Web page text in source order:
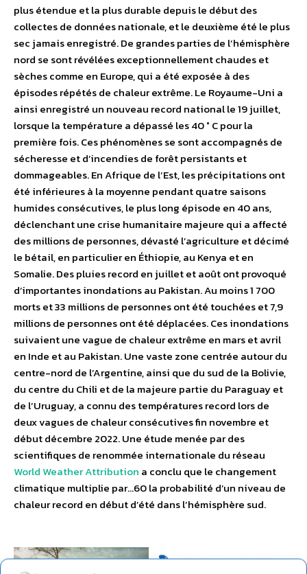
plus étendue et la plus durable depuis le début des
collectes de données nationale, et le deuxième été le plus
sec jamais enregistré. De grandes parties de l’hémisphère
nord se sont révélées exceptionnellement chaudes et
sèches comme en Europe, qui a été exposée à des
épisodes répétés de chaleur extrême. Le Royaume-Uni a
ainsi enregistré un nouveau record national le 19 juillet,
lorsque la température a dépassé les 40 ° C pour la
première fois. Ces phénomènes se sont accompagnés de
sécheresse et d’incendies de forêt persistants et
dommageables. En Afrique de l’Est, les précipitations ont
été inférieures à la moyenne pendant quatre saisons
humides consécutives, le plus long épisode en 40 ans,
déclenchant une crise humanitaire majeure qui a affecté
des millions de personnes, dévasté l’agriculture et décimé
le bétail, en particulier en Éthiopie, au Kenya et en
Somalie. Des pluies record en juillet et août ont provoqué
d’importantes inondations au Pakistan. Au moins 1 700
morts et 33 millions de personnes ont été touchées et 7,9
millions de personnes ont été déplacées. Ces inondations
suivaient une vague de chaleur extrême en mars et avril
en Inde et au Pakistan. Une vaste zone centrée autour du
centre-nord de l’Argentine, ainsi que du sud de la Bolivie,
du centre du Chili et de la majeure partie du Paraguay et
de l’Uruguay, a connu des températures record lors de
deux vagues de chaleur consécutives fin novembre et
début décembre 2022. Une étude menée par des
scientifiques de renommée internationale du réseau
World Weather Attribution a conclu que le changement
climatique multiplie par…60 la probabilité d’un niveau de
chaleur record en début d’été dans l’hémisphère sud.